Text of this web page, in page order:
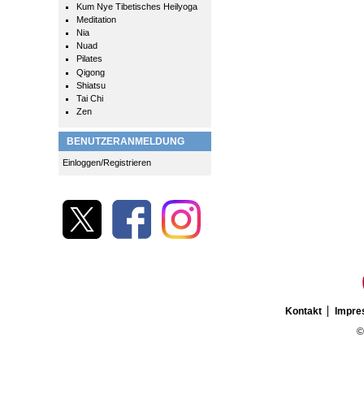
Kum Nye Tibetisches Heilyoga
Meditation
Nia
Nuad
Pilates
Qigong
Shiatsu
Tai Chi
Zen
BENUTZERANMELDUNG
Einloggen/Registrieren
Kontakt
©